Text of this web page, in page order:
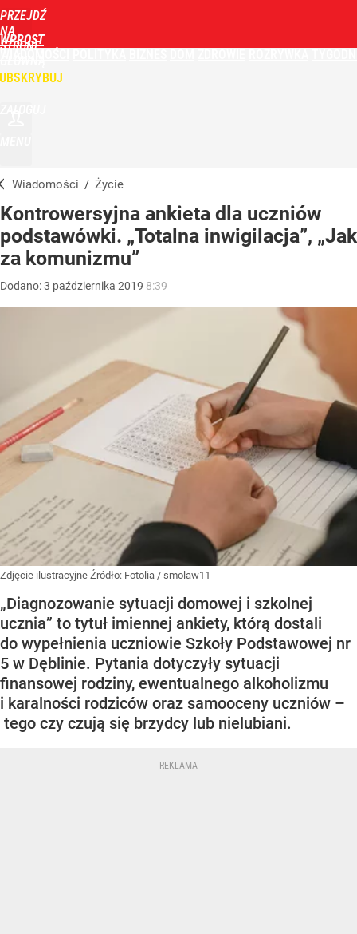
PRZEJDŹ
NA
STRONĘ
WPROST
Wiadomości / Życie
Kontrowersyjna ankieta dla uczniów
podstawówki. „Totalna inwigilacja”, „Jak
za komunizmu”
Dodano:3 października 2019 8:39
Zdjęcie ilustracyjne Źródło: Fotolia / smolaw11
„Diagnozowanie sytuacji domowej i szkolnej
ucznia” to tytuł imiennej ankiety, którą dostali
do wypełnienia uczniowie Szkoły Podstawowej nr
5 w Dęblinie. Pytania dotyczyły sytuacji
finansowej rodziny, ewentualnego alkoholizmu
i karalności rodziców oraz samooceny uczniów –
tego czy czują się brzydcy lub nielubiani.